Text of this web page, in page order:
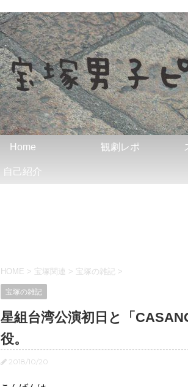
Home 観劇レポ
自己紹介
HOME > 宝塚関連 > 宝塚の雑記 >
宝塚の雑記
星組台湾公演初日と「
役。
2018/10/20